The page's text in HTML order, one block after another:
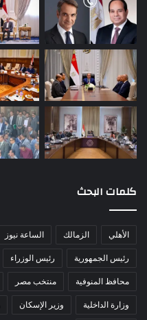
كلمات البحث
الأهلي الزمالك الساعة نيوز
رئيس الجمهورية
رئيس الوزراء
محافظ المنوفية
منتخب مصر
وزارة الداخلية
وزير الإسكان